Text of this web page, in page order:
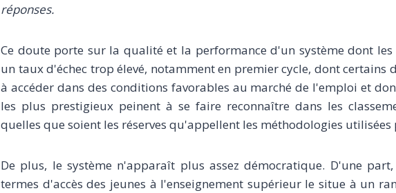
réponses.
Ce doute porte sur la qualité et la performance d'un système dont
un taux d'échec trop élevé, notamment en premier cycle, dont certains
à accéder dans des conditions favorables au marché de l'emploi et
les plus prestigieux peinent à se faire reconnaître dans les
quelles que soient les réserves qu'appellent les méthodologies
De plus, le système n'apparaît plus assez démocratique. D'une
termes d'accès des jeunes à l'enseignement supérieur le situe à un